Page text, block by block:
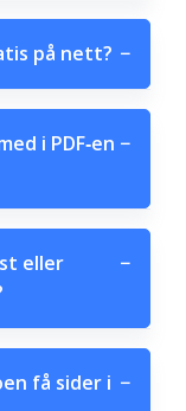
på nett? −
i PDF‑en −
eller
−
få sider i −